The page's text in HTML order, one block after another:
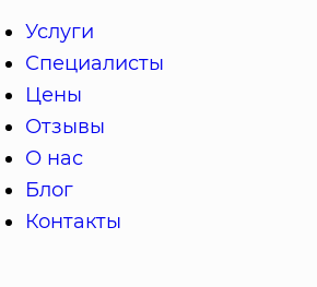
Услуги
Специалисты
Цены
Отзывы
О нас
Блог
Контакты